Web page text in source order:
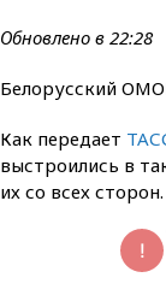
Обновлено в 22:28
Белорусский
Как передает
выстроились в
их со всех